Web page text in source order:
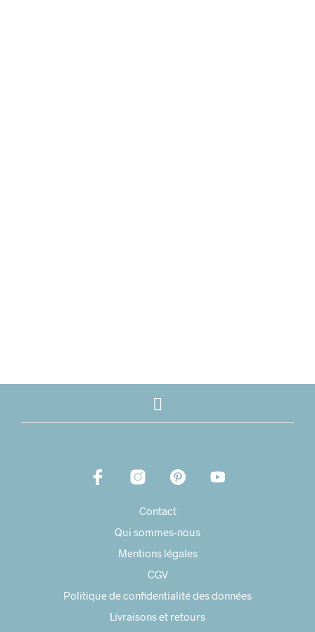
Contact
Qui sommes-nous
Mentions légales
CGV
Politique de confidentialité des données
Livraisons et retours